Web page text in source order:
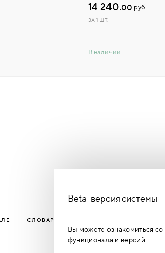
В наличии
14 240.00 руб
ЗА 1 ШТ.
СЛОВАРЬ ТЕРМИНОВ
Beta-версия системы
Вы можете ознакомиться
функционала и версий.